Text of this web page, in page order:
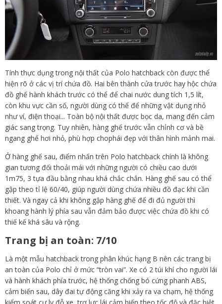
Tính thực dụng trong nội thất của Polo hatchback còn được thể
hiện rõ ở các vị trí chứa đồ. Hai bên thành cửa trước hay hộc chứa
đồ ghế hành khách trước có thể để chai nước dung tích 1,5 lít,
còn khu vực cần số, người dùng có thể để những vật dụng nhỏ
như ví, điện thoại... Toàn bộ nội thất được bọc da, mang đến cảm
giác sang trọng. Tuy nhiên, hàng ghế trước vẫn chỉnh cơ và bề
ngang ghế hơi nhỏ, phù hợp chophái đẹp với thân hình mảnh mai.
Ở hàng ghế sau, điểm nhấn trên Polo hatchback chính là không
gian tương đối thoải mái với những người có chiều cao dưới
1m75, 3 tựa đầu bằng nhau khá chắc chắn. Hàng ghế sau có thể
gập theo tỉ lệ 60/40, giúp người dùng chứa nhiều đồ đạc khi cần
thiết. Và ngay cả khi không gập hàng ghế để đi đủ người thì
khoang hành lý phía sau vẫn đảm bảo được việc chứa đồ khi có
thiế kế khá sâu và rộng.
Trang bị an toàn: 7/10
Là một mẫu hatchback trong phân khúc hạng B nên các trang bị
an toàn của Polo chỉ ở mức “tròn vai”. Xe có 2 túi khí cho người lái
và hành khách phía trước, hệ thống chống bó cứng phanh ABS,
cảm biến sau, dây đai tự động căng khi xảy ra va chạm, hệ thống